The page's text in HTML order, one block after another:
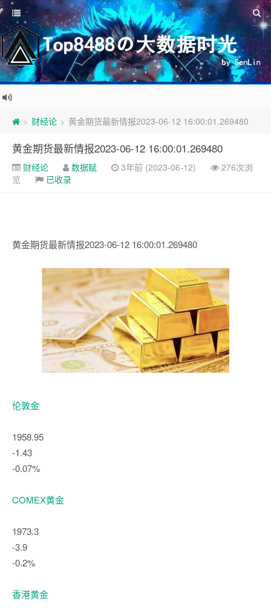
> 财经论 > 黄金期货最新情报2023-06-12 16:00:01.269480
黄金期货最新情报2023-06-12 16:00:01.269480
财经论 数据赋 3年前 (2023-06-12)
276次浏
览
已收录
黄金期货最新情报2023-06-12 16:00:01.269480
伦敦金
1958.95
-1.43
-0.07%
COMEX黄金
1973.3
-3.9
-0.2%
香港黄金